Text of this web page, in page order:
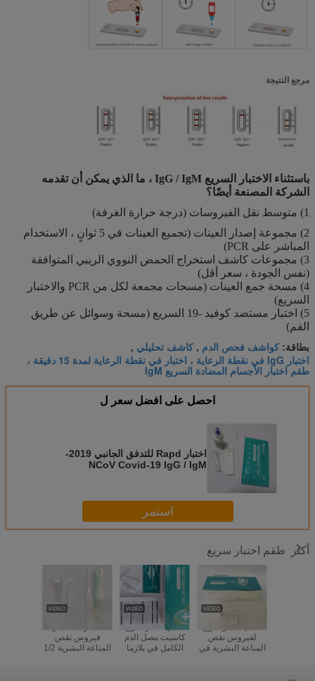
مرجع النتيجة
باستثناء الاختبار السريع IgG / IgM ، ما الذي يمكن أن تقدمه
الشركة المصنعة أيضًا؟
1) متوسط ​​نقل الفيروسات (درجة حرارة الغرفة)
2) مجموعة إصدار العينات (تجميع العينات في 5 ثوانٍ ، الاستخدام
المباشر على PCR)
3) مجموعات كاشف استخراج الحمض النووي الريبي المتوافقة
(نفس الجودة ، سعر أقل)
4) مسحة جمع العينات (مسحات مجمعة لكل من PCR والاختبار
السريع)
5) اختبار مستضد كوفيد -19 السريع (مسحة وسوائل عن طريق
الفم)
بطاقة: كواشف فحص الدم , كاشف تحليلي ,
اختبار IgG في نقطة الرعاية ، اختبار في نقطة الرعاية لمدة 15 دقيقة ،
طقم اختبار الأجسام المضادة السريع IgM
احصل على افضل سعر ل
اختبار Rapd للتدفق الجانبي 2019-
NCoV Covid-19 IgG / IgM
استمر
أكثر طقم اختبار سريع
فيروس نقص
المناعة البشرية 1/2
طقم اختبار سريع
كاسيت مصل الدم
الكامل في بلازما
لفيروس نقص
المناعة البشرية في